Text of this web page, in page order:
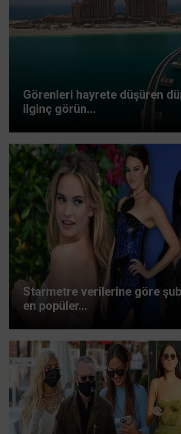
Görenleri hayrete düşüren
ilginç görün...
Starmetre verilerine göre
en popüler...